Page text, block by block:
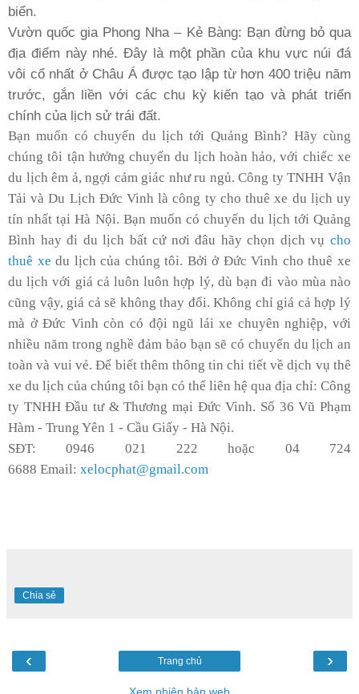
biển.
Vườn quốc gia Phong Nha – Kẻ Bàng: Bạn đừng bỏ qua
địa điểm này nhé. Đây là một phần của khu vực núi đá
vôi cổ nhất ở Châu Á được tạo lập từ hơn 400 triệu năm
trước, gắn liền với các chu kỳ kiến tạo và phát triển
chính của lịch sử trái đất.
Bạn muốn có chuyến du lịch tới Quảng Bình? Hãy cùng
chúng tôi tận hưởng chuyến du lịch hoàn hảo, với chiếc xe
du lịch êm ả, ngợi cảm giác như ru ngủ. Công ty TNHH Vận
Tải và Du Lịch Đức Vinh là công ty cho thuê xe du lịch uy
tín nhất tại Hà Nội. Bạn muốn có chuyến du lịch tới Quảng
Bình hay đi du lịch bất cứ nơi đâu hãy chọn dịch vụ cho
thuê xe du lịch của chúng tôi. Bởi ở Đức Vinh cho thuê xe
du lịch với giá cả luôn luôn hợp lý, dù bạn đi vào mùa nào
cũng vậy, giá cả sẽ không thay đổi. Không chỉ giá cả hợp lý
mà ở Đức Vinh còn có đội ngũ lái xe chuyên nghiệp, với
nhiều năm trong nghề đảm bảo bạn sẽ có chuyến du lịch an
toàn và vui vẻ. Để biết thêm thông tin chi tiết về dịch vụ thê
xe du lịch của chúng tôi bạn có thể liên hệ qua địa chỉ: Công
ty TNHH Đầu tư & Thương mại Đức Vinh. Số 36 Vũ Phạm
Hàm - Trung Yên 1 - Cầu Giấy - Hà Nội.
SĐT: 0946 021 222 hoặc 04 724
6688 Email: xelocphat@gmail.com
Chia sẻ
‹ ›
Trang chủ